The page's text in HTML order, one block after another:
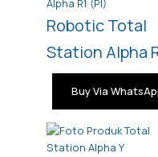
Robotic Total
Station Alpha
Buy Via